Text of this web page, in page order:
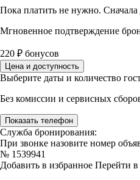
Пока платить не нужно.
Мгновенное подтверждение
220 ₽ бонусов
Цена и доступность
Выберите даты и количество
Без комиссии и сервисных
Показать телефон
Служба бронирования:
При звонке назовите номер
№ 1539941
Добавить в избранное Перейти в